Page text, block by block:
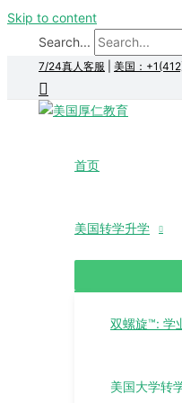
Skip to content
Search...
7/24真人客服 美国：
首页
美国转学升学
双螺旋™: 学
美国大学转